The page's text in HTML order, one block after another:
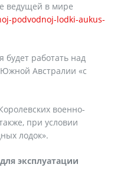
ведущей в мире
podvodnoj-lodki-aukus-
будет работать над
Австралии «с
военно-
при условии
лодок».
эксплуатации